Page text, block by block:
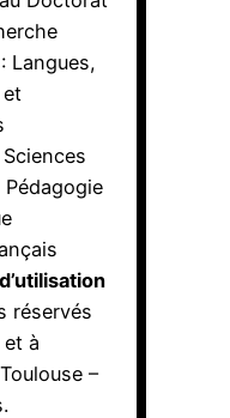
: Langues,
et
réservés
à
–